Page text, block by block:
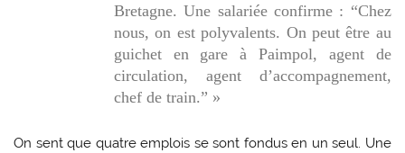
Bretagne. Une salariée confirme : “Chez
nous, on est polyvalents. On peut être au
guichet en gare à Paimpol, agent de
circulation, agent d’accompagnement,
chef de train.” »
On sent que quatre emplois se sont fondus en un seul. Une